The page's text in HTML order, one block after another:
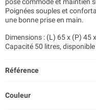
Poignées souples et
une bonne prise en main.
Dimensions : (L) 65 x (P) 45
Capacité 50 litres,
Référence
Couleur